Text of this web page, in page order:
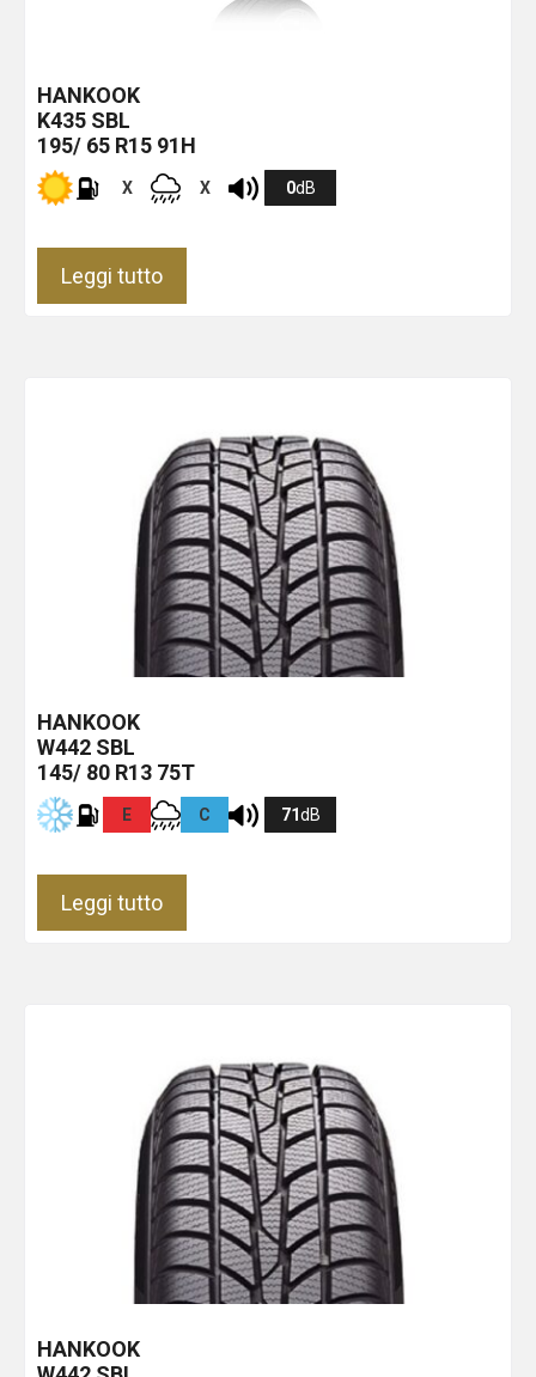
HANKOOK
K435 SBL
195/ 65 R15 91H
X X 0dB
Leggi tutto
HANKOOK
W442 SBL
145/ 80 R13 75T
E C 71dB
Leggi tutto
HANKOOK